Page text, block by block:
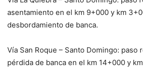
asentamiento en el km 9+000 y km
desbordamiento de banca.
Vía San Roque – Santo Domingo: paso
pérdida de banca en el km 14+000 y